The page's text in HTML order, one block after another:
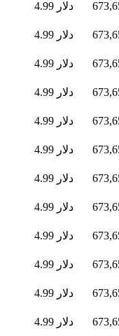
4.99 دلار
4.99 دلار
4.99 دلار
4.99 دلار
4.99 دلار
4.99 دلار
4.99 دلار
4.99 دلار
4.99 دلار
4.99 دلار
4.99 دلار
4.99 دلار